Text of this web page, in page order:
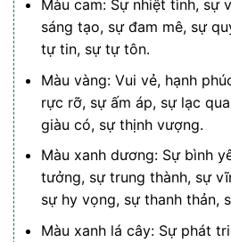
Màu cam: Sự nhiệt tình, sự
sáng tạo, sự đam mê, sự
tự tin, sự tự tôn.
Màu vàng: Vui vẻ, hạnh
rực rỡ, sự ấm áp, sự lạc
giàu có, sự thịnh vượng.
Màu xanh dương: Sự bình
tưởng, sự trung thành, sự
sự hy vọng, sự thanh thản,
Màu xanh lá cây: Sự phát